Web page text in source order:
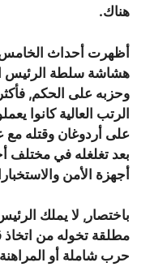
هناك.
هشاشة سلطة الرئيس
وحزبه على الحكم,
الرتب العالية كانوا
على أردوغان وقتله مع
بعد تغلغله في مختلف
أجهزة الأمن
باختصار, لا يملك
مطلقة تخوله من
حرب شاملة أو